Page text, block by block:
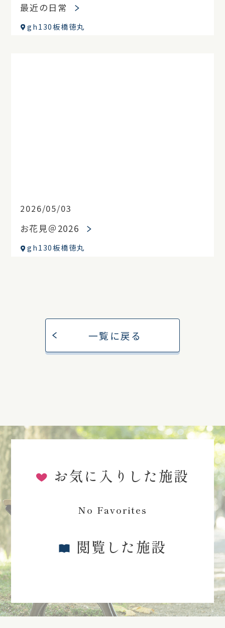
最近の日常
gh130板橋徳丸
2026/05/03
お花見＠2026
gh130板橋徳丸
一覧に戻る
お気に入りした施設
No Favorites
閲覧した施設